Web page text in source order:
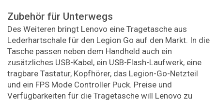
Zubehör für Unterwegs
Des Weiteren bringt Lenovo eine Tragetasche aus
Lederhartschale für den Legion Go auf den Markt. In die
Tasche passen neben dem Handheld auch ein
zusätzliches USB-Kabel, ein USB-Flash-Laufwerk, eine
tragbare Tastatur, Kopfhörer, das Legion-Go-Netzteil
und ein FPS Mode Controller Puck. Preise und
Verfügbarkeiten für die Tragetasche will Lenovo zu